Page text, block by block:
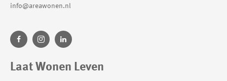
info@areawonen.nl
Laat Wonen Leven